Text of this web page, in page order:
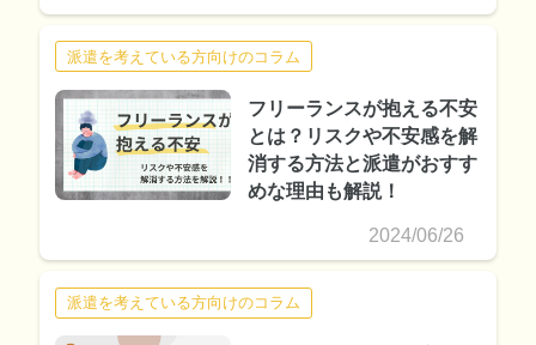
派遣を考えている方向けのコラム
フリーランスが抱える不安
とは？リスクや不安感を解
消する方法と派遣がおすす
めな理由も解説！
2024/06/26
派遣を考えている方向けのコラム